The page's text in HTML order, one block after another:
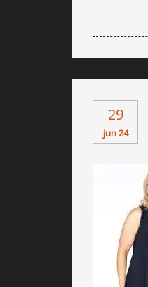
29
jun 24